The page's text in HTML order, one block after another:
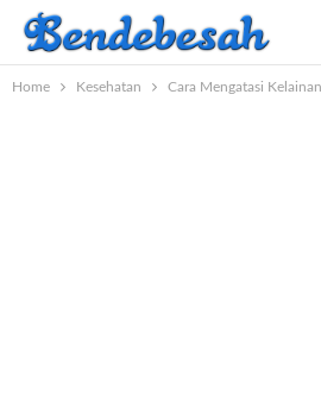
Home Kesehatan Cara Mengatasi